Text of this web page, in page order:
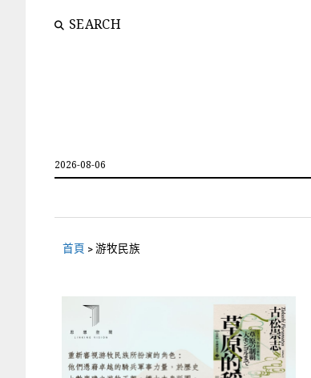
SEARCH
2026-08-06
首頁 >游牧民族